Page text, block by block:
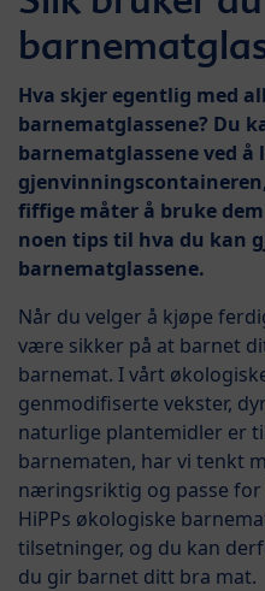
Hva skjer egentlig med
barnematglassene? Du
barnematglassene ved å
fiffige måter å bruke
noen tips til hva du kan
barnematglassene.
Når du velger å kjøpe
være sikker på at barnet
barnemat. I vårt
genmodifiserte vekster,
naturlige plantemidler er
barnematen, har vi tenkt
næringsriktig og passe for
HiPPs økologiske
tilsetninger, og du kan
du gir barnet ditt bra mat.